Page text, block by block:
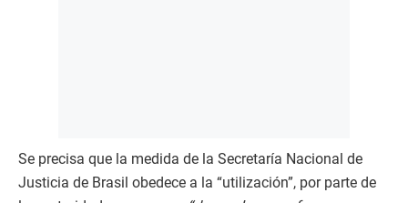
Se precisa que la medida de la Secretaría Nacional de
Justicia de Brasil obedece a la “utilización”, por parte de